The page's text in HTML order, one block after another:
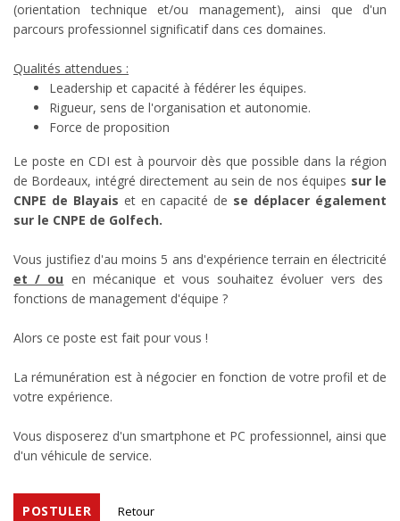
(orientation technique et/ou management), ainsi que d'un
parcours professionnel significatif dans ces domaines.
Qualités attendues :
Leadership et capacité à fédérer les équipes.
Rigueur, sens de l'organisation et autonomie.
Force de proposition
Le poste en CDI est à pourvoir dès que possible dans la région
de Bordeaux, intégré directement au sein de nos équipes sur le
CNPE de Blayais et en capacité de se déplacer également
sur le CNPE de Golfech.
Vous justifiez d'au moins 5 ans d'expérience terrain en électricité
et / ou en mécanique et vous souhaitez évoluer vers des
fonctions de management d'équipe ?
Alors ce poste est fait pour vous !
La rémunération est à négocier en fonction de votre profil et de
votre expérience.
Vous disposerez d'un smartphone et PC professionnel, ainsi que
d'un véhicule de service.
Retour
POSTULER